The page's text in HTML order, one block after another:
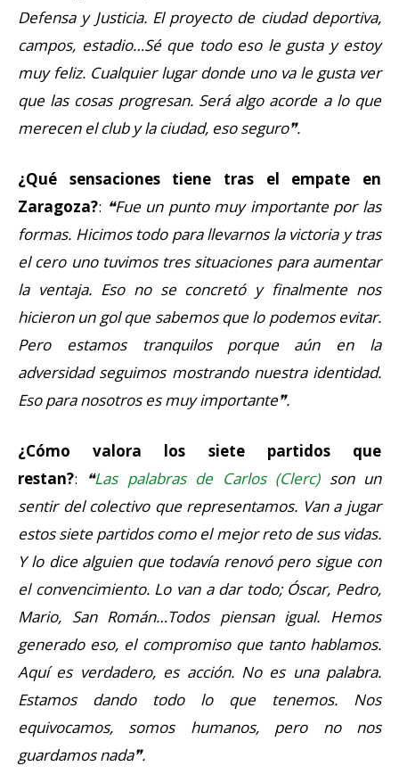
Defensa y Justicia. El proyecto de ciudad deportiva,
campos, estadio…Sé que todo eso le gusta y estoy
muy feliz. Cualquier lugar donde uno va le gusta ver
que las cosas progresan. Será algo acorde a lo que
merecen el club y la ciudad, eso seguro❞.
¿Qué sensaciones tiene tras el empate en
Zaragoza?: ❝Fue un punto muy importante por las
formas. Hicimos todo para llevarnos la victoria y tras
el cero uno tuvimos tres situaciones para aumentar
la ventaja. Eso no se concretó y finalmente nos
hicieron un gol que sabemos que lo podemos evitar.
Pero estamos tranquilos porque aún en la
adversidad seguimos mostrando nuestra identidad.
Eso para nosotros es muy importante❞.
¿Cómo valora los siete partidos que
restan?: ❝Las palabras de Carlos (Clerc)son un
sentir del colectivo que representamos. Van a jugar
estos siete partidos como el mejor reto de sus vidas.
Y lo dice alguien que todavía renovó pero sigue con
el convencimiento. Lo van a dar todo; Óscar, Pedro,
Mario, San Román…Todos piensan igual. Hemos
generado eso, el compromiso que tanto hablamos.
Aquí es verdadero, es acción. No es una palabra.
Estamos dando todo lo que tenemos. Nos
equivocamos, somos humanos, pero no nos
guardamos nada❞.